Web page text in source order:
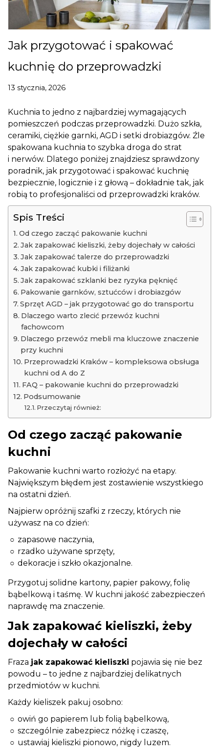
Jak przygotować i spakować
kuchnię do przeprowadzki
13 stycznia, 2026
Kuchnia to jedno z najbardziej wymagających
pomieszczeń podczas przeprowadzki. Dużo szkła,
ceramiki, ciężkie garnki, AGD i setki drobiazgów. Źle
spakowana kuchnia to szybka droga do strat
i nerwów. Dlatego poniżej znajdziesz sprawdzony
poradnik, jak przygotować i spakować kuchnię
bezpiecznie, logicznie i z głową – dokładnie tak, jak
robią to profesjonaliści od przeprowadzki kraków.
Spis Treści
Od czego zacząć pakowanie kuchni
Jak zapakować kieliszki, żeby dojechały w całości
Jak zapakować talerze do przeprowadzki
Jak zapakować kubki i filiżanki
Jak zapakować szklanki bez ryzyka pęknięć
Pakowanie garnków, sztućców i drobiazgów
Sprzęt AGD – jak przygotować go do transportu
Dlaczego warto zlecić przewóz kuchni
fachowcom
Dlaczego przewóz mebli ma kluczowe znaczenie
przy kuchni
Przeprowadzki Kraków – kompleksowa obsługa
kuchni od A do Z
FAQ – pakowanie kuchni do przeprowadzki
Podsumowanie
Przeczytaj również:
Od czego zacząć pakowanie
kuchni
Pakowanie kuchni warto rozłożyć na etapy.
Największym błędem jest zostawienie wszystkiego
na ostatni dzień.
Najpierw opróżnij szafki z rzeczy, których nie
używasz na co dzień:
zapasowe naczynia,
rzadko używane sprzęty,
dekoracje i szkło okazjonalne.
Przygotuj solidne kartony, papier pakowy, folię
bąbelkową i taśmę. W kuchni jakość zabezpieczeń
naprawdę ma znaczenie.
Jak zapakować kieliszki, żeby
dojechały w całości
Fraza jak zapakować kieliszki pojawia się nie bez
powodu – to jedne z najbardziej delikatnych
przedmiotów w kuchni.
Każdy kieliszek pakuj osobno:
owiń go papierem lub folią bąbelkową,
szczególnie zabezpiecz nóżkę i czaszę,
ustawiaj kieliszki pionowo, nigdy luzem.